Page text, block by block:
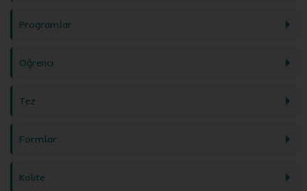
Programlar
Öğrenci
Tez
Formlar
Kalite